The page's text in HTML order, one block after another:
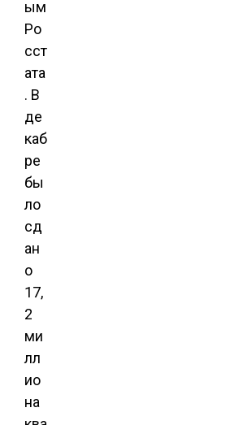
ым
Ро
сст
ата
. В
де
каб
ре
бы
ло
сд
ан
о
17,
2
ми
лл
ио
на